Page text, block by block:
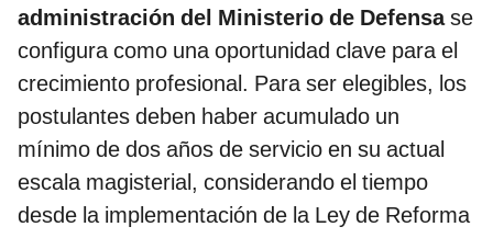
administración del Ministerio de Defensase
configura como una oportunidad clave para el
crecimiento profesional. Para ser elegibles, los
postulantes deben haber acumulado un
mínimo de dos años de servicio en su actual
escala magisterial, considerando el tiempo
desde la implementación de la Ley de Reforma